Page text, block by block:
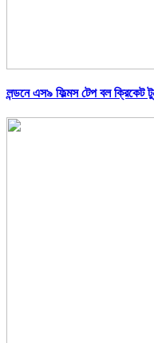
লন্ডনে এস৯ ফিল্মস টেপ বল ক্রিকেট